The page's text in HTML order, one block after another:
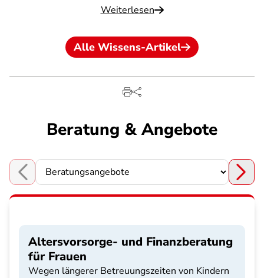
Weiterlesen
Alle Wissens-Artikel
Beratung & Angebote
Choose a section
Altersvorsorge- und Finanzberatung
für Frauen
Wegen längerer Betreuungszeiten von Kindern